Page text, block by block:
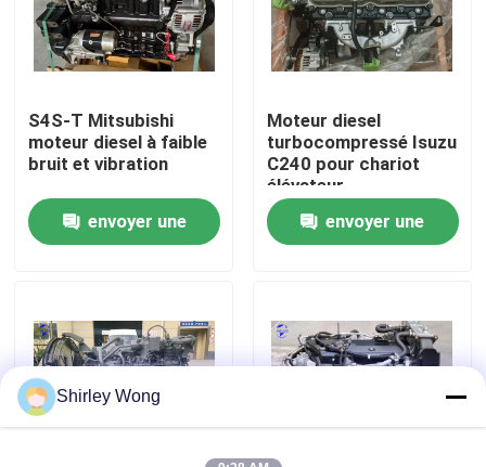
Visite d'usine
Contrôle de la qualité
Demande de soumission
Moteur de Deutz
Moteur de
S4S-T Mitsubishi
moteur diesel à faible
bruit et vibration
envoyer une
Moteur diesel
turbocompressé Isuzu
C240 pour chariot
élévateur
envoyer une
Shirley Wong